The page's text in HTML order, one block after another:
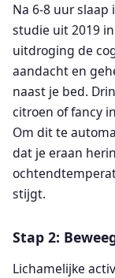
Na 6-8 uur
studie uit 2019 in
uitdroging de
aandacht en
naast je bed.
citroen of fancy
Om dit te
dat je eraan
stijgt.
Stap 2:
Lichamelijke